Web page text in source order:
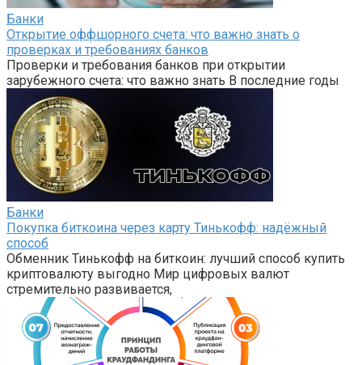
Банки
Открытие оффшорного счета: что важно знать о
проверках и требованиях банков
Проверки и требования банков при открытии
зарубежного счета: что важно знать В последние годы
Банки
Покупка биткоина через карту Тинькофф: надёжный
способ
Обменник Тинькофф на биткоин: лучший способ купить
криптовалюту выгодно Мир цифровых валют
стремительно развивается,